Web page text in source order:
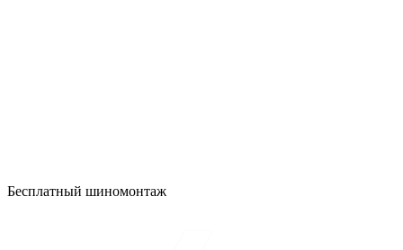
Бесплатный шиномонтаж